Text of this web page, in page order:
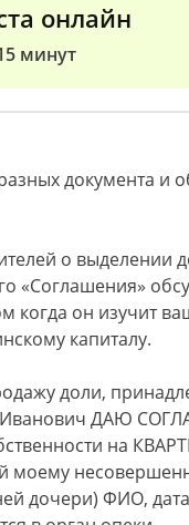
онлайн
минут
документа и
о выделении
«Соглашения»
когда он изучит
капиталу.
доли,
ДАЮ
на
моему
дочери) ФИО,